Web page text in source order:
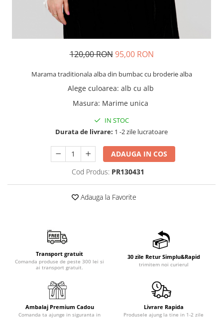
120,00 RON 95,00 RON
Marama traditionala alba din bumbac cu broderie alba
Alege culoarea: alb cu alb
Masura: Marime unica
IN STOC
Durata de livrare: 1 -2 zile lucratoare
ADAUGA IN COS
Cod Produs: PR130431
Adauga la Favorite
Transport gratuit
Comanda produse de peste 300 lei si
ai transport gratuit.
30 zile Retur Simplu&Rapid
trimitem noi curierul
Ambalaj Premium Cadou
Comanda ta ajunge in siguranta in
Livrare Rapida
Produsele ajung la tine in 1-2 zile